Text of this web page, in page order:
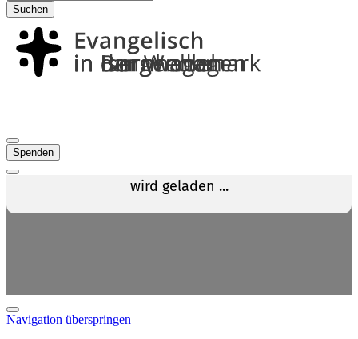
Suchen
Spenden
Navigation überspringen